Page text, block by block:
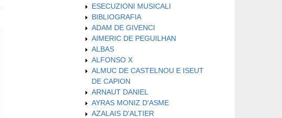
ESECUZIONI MUSICALI
BIBLIOGRAFIA
ADAM DE GIVENCI
AIMERIC DE PEGUILHAN
ALBAS
ALFONSO X
ALMUC DE CASTELNOU E ISEUT
DE CAPION
ARNAUT DANIEL
AYRAS MONIZ D'ASME
AZALAIS D'ALTIER